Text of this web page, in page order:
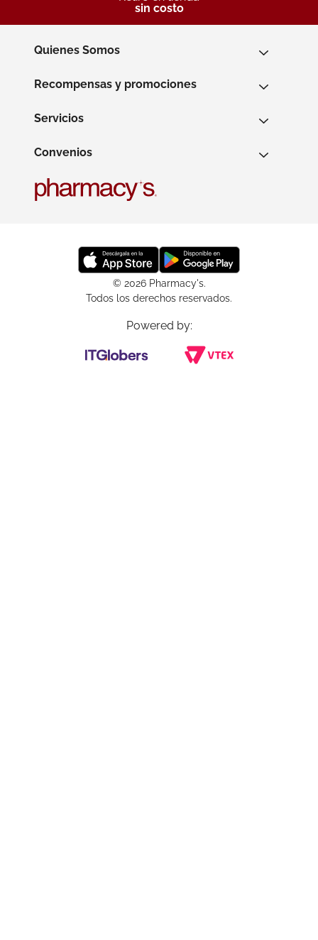
sin costo
Quienes Somos
Recompensas y promociones
Servicios
Convenios
© 2026 Pharmacy's.
Todos los derechos reservados.
Powered by: